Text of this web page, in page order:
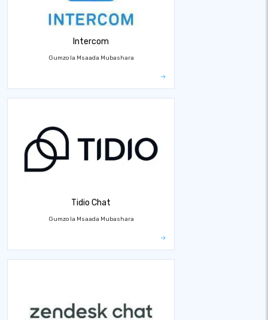
Intercom
Gumzo la Msaada Mubashara
Tidio Chat
Gumzo la Msaada Mubashara